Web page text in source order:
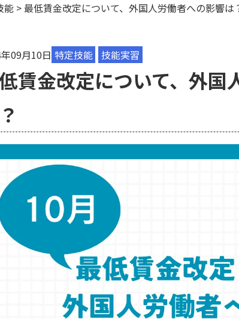
能 >最低賃金改定について、外国人労働者への影響は
09月10日 特定技能 技能実習
賃金改定について、外国